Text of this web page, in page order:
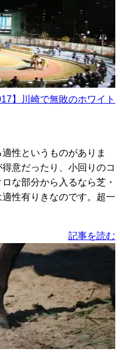
】川崎で無敗のホワイト
性というものがありま
意だったり、小回りのコ
な部分から入るなら芝・
性有りきなのです。超一
記事を読む